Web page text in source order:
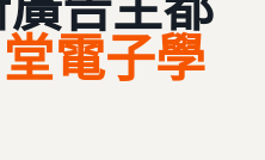
電子學